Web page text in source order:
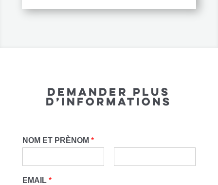
DEMANDER PLUS
D’INFORMATIONS
NOM ET PRÈNOM *
EMAIL *